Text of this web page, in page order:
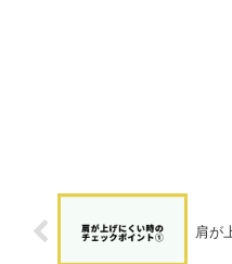
肩が